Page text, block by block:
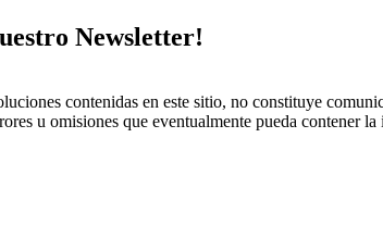
Newsletter!
contenidas en este sitio, no constituye
u omisiones que eventualmente pueda contener